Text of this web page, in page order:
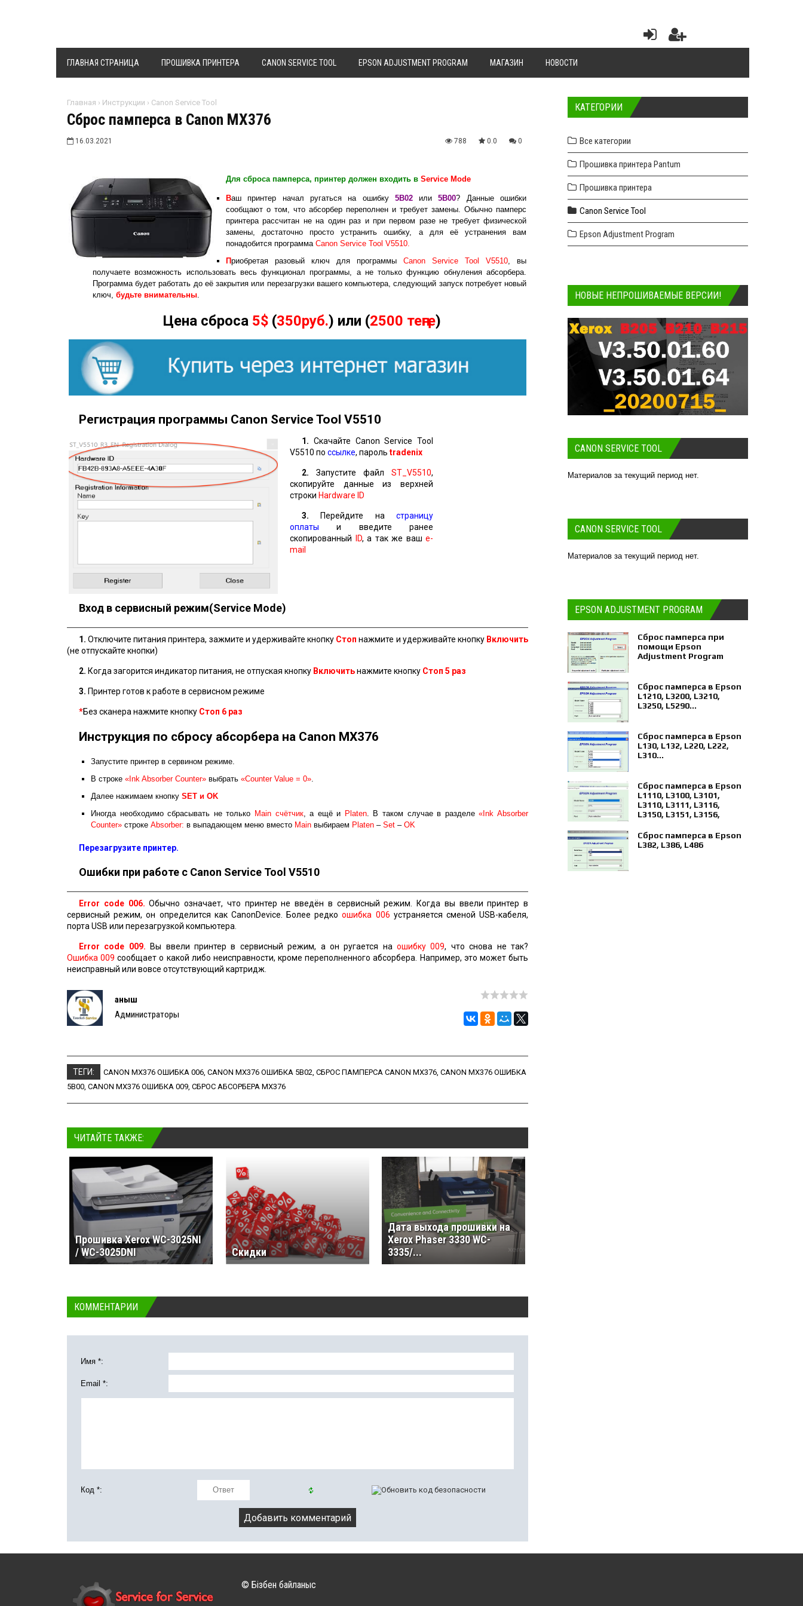
ГЛАВНАЯ СТРАНИЦА ПРОШИВКА ПРИНТЕРА CANON SERVICE TOOL EPSON ADJUSTMENT PROGRAM МАГАЗИН НОВОСТИ
Главная › Инструкции › Canon Service Tool
Сброс памперса в Canon MX376
16.03.2021 788 0.0 0
Для сброса памперса, принтер должен входить в Service Mode
Ваш принтер начал ругаться на ошибку 5B02или5B00? Данные ошибки
сообщают о том, что абсорбер переполнен и требует замены. Обычно памперс
принтера рассчитан не на один раз и при первом разе не требует физической
замены, достаточно просто устранить ошибку, а для её устранения вам
понадобится программа Canon Service Tool V5510.
Приобретая разовый ключ для программы Canon Service Tool V5510, вы
получаете возможность использовать весь функционал программы, а не только функцию обнуления абсорбера.
Программа будет работать до её закрытия или перезагрузки вашего компьютера, следующий запуск потребует новый
ключ, будьте внимательны.
Цена сброса 5$(350руб.) или (2500 теңге)
Регистрация программы Canon Service Tool V5510
1. Скачайте Canon Service Tool
V5510 по ссылке, пароль tradenix
2. Запустите файл ST_V5510,
скопируйте данные из верхней
строки Hardware ID
3. Перейдите настраницу
оплаты и введите ранее
скопированный
ID, а так же ваш e-
mail
Вход в сервисный режим(Service Mode)
1. Отключите питания принтера, зажмите и удерживайте кнопку Стоп нажмите и удерживайте кнопку Включить
(не отпускайте кнопки)
2. Когда загорится индикатор питания, не отпуская кнопку Включитьнажмите кнопку Стоп 5 раз
3. Принтер готов к работе в сервисном режиме
*Без сканера нажмите кнопку Стоп 6 раз
Инструкция по сбросу абсорбера на Canon MX376
Запустите принтер в сервином режиме.
В строке «Ink Absorber Counter» выбрать «Counter Value = 0».
Далее нажимаем кнопку SET и ОK
Иногда необходимо сбрасывать не только Main счётчик, а ещё и Platen. В таком случае в разделе«Ink Absorber
Counter» строке Absorber: в выпадающем меню вместо Main выбираем Platen – Set – OK
Перезагрузите принтер.
Ошибки при работе с Canon Service Tool V5510
Error code 006. Обычно означает, что принтер не введён в сервисный режим. Когда вы ввели принтер в
сервисный режим, он определится как CanonDevice. Более редкоошибка 006 устраняется сменой USB-кабеля,
порта USB или перезагрузкой компьютера.
Error code 009. Вы ввели принтер в сервисный режим, а он ругается наошибку 009, что снова не так?
Ошибка 009 сообщает о какой либо неисправности, кроме переполненного абсорбера. Например, это может быть
неисправный или вовсе отсутствующий картридж.
Қаныш
Администраторы
ТЕГИ: CANON MX376 ОШИБКА 006, CANON MX376 ОШИБКА 5B02, СБРОС ПАМПЕРСА CANON MX376, CANON MX376 ОШИБКА
5B00, CANON MX376 ОШИБКА 009, СБРОС АБСОРБЕРА MX376
ЧИТАЙТЕ ТАКЖЕ:
Прошивка Xerox WC-3025NI
/ WC-3025DNI
Скидки
Дата выхода прошивки на
Xerox Phaser 3330 WC-
3335/...
КОММЕНТАРИИ
Имя *:
Email *:
Код *:
КАТЕГОРИИ
Все категории
Прошивка принтера Pantum
Прошивка принтера
Canon Service Tool
Epson Adjustment Program
НОВЫЕ НЕПРОШИВАЕМЫЕ ВЕРСИИ!
CANON SERVICE TOOL
Материалов за текущий период нет.
CANON SERVICE TOOL
Материалов за текущий период нет.
EPSON ADJUSTMENT PROGRAM
Сброс памперса при
помощи Epson
Adjustment Program
Сброс памперса в Epson
L1210, L3200, L3210,
L3250, L5290...
Сброс памперса в Epson
L130, L132, L220, L222,
L310...
Сброс памперса в Epson
L1110, L3100, L3101,
L3110, L3111, L3116,
L3150, L3151, L3156,
Сброс памперса в Epson
L382, L386, L486
© Бізбен байланыс